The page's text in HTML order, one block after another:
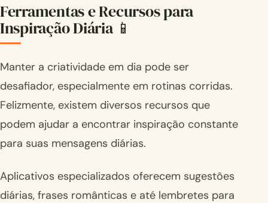
Ferramentas e Recursos para
Inspiração Diária 📱
Manter a criatividade em dia pode ser
desafiador, especialmente em rotinas corridas.
Felizmente, existem diversos recursos que
podem ajudar a encontrar inspiração constante
para suas mensagens diárias.
Aplicativos especializados oferecem sugestões
diárias, frases românticas e até lembretes para